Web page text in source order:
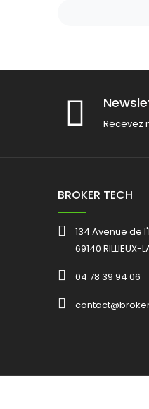
Recevez
BROKER TECH
134 Avenue de
69140 RILLIEUX-
04 78 39 94 06